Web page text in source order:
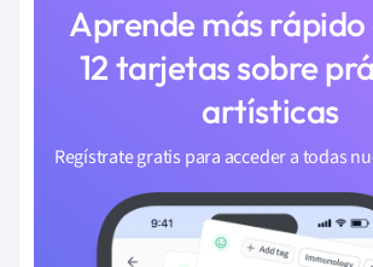
Aprende más rápido
12 tarjetas sobre
artísticas
Regístrate gratis para acceder a todas